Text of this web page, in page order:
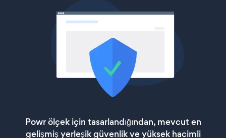
Powr ölçek için tasarlandığından, mevcut en
gelişmiş yerleşik güvenlik ve yüksek hacimli